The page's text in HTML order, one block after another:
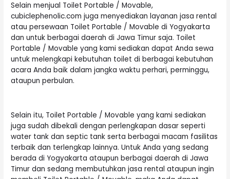
Selain menjual Toilet Portable / Movable,
cubiclephenolic.com juga menyediakan layanan jasa rental
atau persewaan Toilet Portable / Movable di Yogyakarta
dan untuk berbagai daerah di Jawa Timur saja. Toilet
Portable / Movable yang kami sediakan dapat Anda sewa
untuk melengkapi kebutuhan toilet di berbagai kebutuhan
acara Anda baik dalam jangka waktu perhari, perminggu,
ataupun perbulan.
Selain itu, Toilet Portable / Movable yang kami sediakan
juga sudah dibekali dengan perlengkapan dasar seperti
water tank dan septic tank serta berbagai macam fasilitas
terbaik dan terlengkap lainnya. Untuk Anda yang sedang
berada di Yogyakarta ataupun berbagai daerah di Jawa
Timur dan sedang membutuhkan jasa rental ataupun ingin